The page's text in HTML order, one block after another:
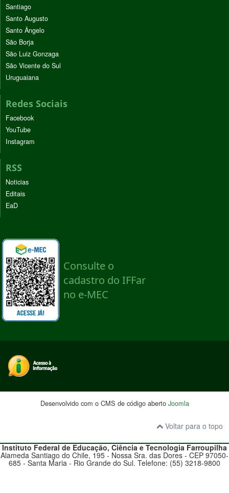
Santiago
Santo Augusto
Santo Ângelo
São Borja
São Luiz Gonzaga
São Vicente do Sul
Uruguaiana
Redes Sociais
Facebook
YouTube
Instagram
RSS
Noticias
Editais
EaD
Desenvolvido com o CMS de código aberto Joomla
Voltar para o topo
Instituto Federal de Educação, Ciência e TecnologiaFarroupilha
Alameda Santiago do Chile, 195 - Nossa Sra. das Dores - CEP 97050-
685 - Santa Maria - Rio Grande do Sul. Telefone: (55) 3218-9800